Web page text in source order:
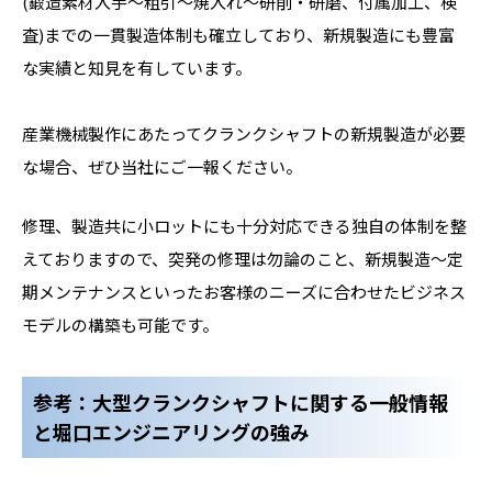
査)までの一貫製造体制も確立しており、新規製造にも豊富
な実績と知見を有しています。
産業機械製作にあたってクランクシャフトの新規製造が必要
な場合、ぜひ当社にご一報ください。
修理、製造共に小ロットにも十分対応できる独自の体制を整
えておりますので、突発の修理は勿論のこと、新規製造〜定
期メンテナンスといったお客様のニーズに合わせたビジネス
モデルの構築も可能です。
参考：大型クランクシャフトに関する一般情報
と堀口エンジニアリングの強み